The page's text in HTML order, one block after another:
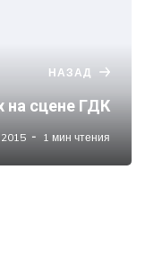
НАЗАД
на сцене ГДК
1 мин чтения